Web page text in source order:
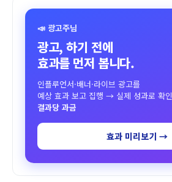
📣 광고주님
광고, 하기 전에
효과를 먼저 봅니다.
인플루언서·배너·라이브 광고를
예상 효과 보고 집행 → 실제 성과로 확인
결과당 과금
효과 미리보기 →